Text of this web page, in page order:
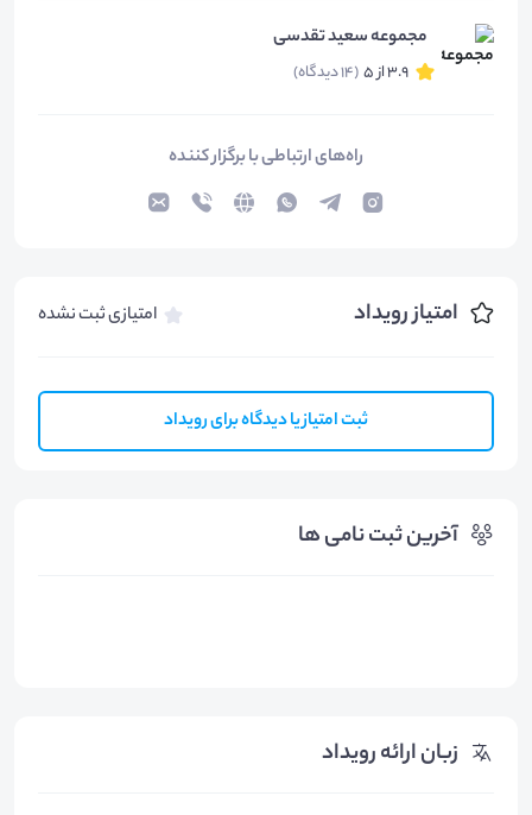
مجموعه سعید تقدسی
3.9 از 5 (14 دیدگاه)
راه‌های ارتباطی با برگزار کننده
امتیاز رویداد امتیازی ثبت نشده
ثبت امتیاز یا دیدگاه برای رویداد
آخرین ثبت نامی ها
زبان ارائه رویداد